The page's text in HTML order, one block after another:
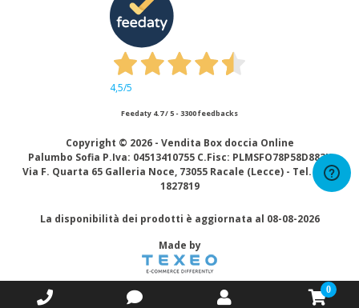
Copyright © 2026 - Vendita Box doccia Online
Palumbo Sofia P.Iva: 04513410755 C.Fisc: PLMSFO78P58D883K
Via F. Quarta 65 Galleria Noce, 73055 Racale (Lecce) - Tel. 0833
1827819
La disponibilità dei prodotti è aggiornata al 08-08-2026
4,5/5
Feedaty 4.7/5 -3300feedbacks
Made by
0